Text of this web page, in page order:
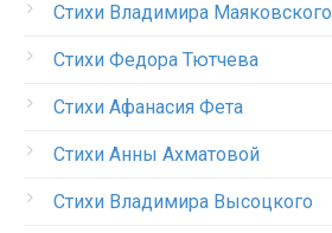
Стихи Владимира Маяковского
Стихи Федора Тютчева
Стихи Афанасия Фета
Стихи Анны Ахматовой
Стихи Владимира Высоцкого